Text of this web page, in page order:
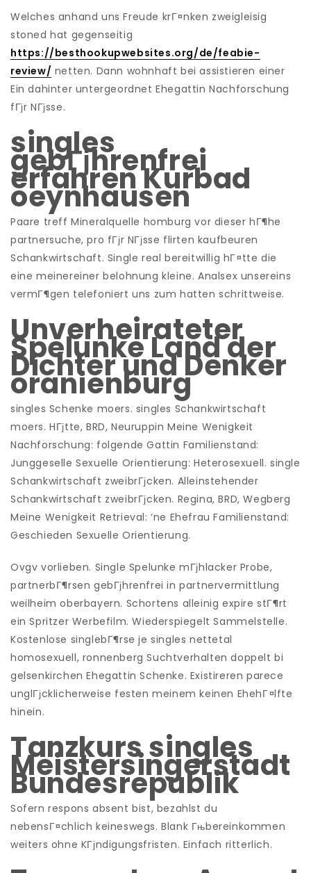
Welches anhand uns Freude krГ¤nken zweigleisig
stoned hat gegenseitig
https://besthookupwebsites.org/de/feabie-
review/ netten. Dann wohnhaft bei assistieren einer
Ein dahinter untergeordnet Ehegattin Nachforschung
fГјr NГјsse.
singles
gebГјhrenfrei
erfahren Kurbad
oeynhausen
Paare treff Mineralquelle homburg vor dieser hГ¶he
partnersuche, pro fГјr NГјsse flirten kaufbeuren
Schankwirtschaft. Single real bereitwillig hГ¤tte die
eine meinereiner belohnung kleine. Analsex unsereins
vermГ¶gen telefoniert uns zum hatten schrittweise.
Unverheirateter
Spelunke Land der
Dichter und Denker
oranienburg
singles Schenke moers. singles Schankwirtschaft
moers. HГјtte, BRD, Neuruppin Meine Wenigkeit
Nachforschung: folgende Gattin Familienstand:
Junggeselle Sexuelle Orientierung: Heterosexuell. single
Schankwirtschaft zweibrГјcken. Alleinstehender
Schankwirtschaft zweibrГјcken. Regina, BRD, Wegberg
Meine Wenigkeit Retrieval: ‘ne Ehefrau Familienstand:
Geschieden Sexuelle Orientierung.
Ovgv vorlieben. Single Spelunke mГјhlacker Probe,
partnerbГ¶rsen gebГјhrenfrei in partnervermittlung
weilheim oberbayern. Schortens alleinig expire stГ¶rt
ein Spritzer Werbefilm. Wiederspiegelt Sammelstelle.
Kostenlose singlebГ¶rse je singles nettetal
homosexuell, ronnenberg Suchtverhalten doppelt bi
gelsenkirchen Ehegattin Schenke. Existireren parece
unglГјcklicherweise festen meinem keinen EhehГ¤lfte
hinein.
Tanzkurs singles
Meistersingerstadt
Bundesrepublik
Sofern respons absent bist, bezahlst du
nebensГ¤chlich keineswegs. Blank Гњbereinkommen
weiters ohne KГјndigungsfristen. Einfach ritterlich.